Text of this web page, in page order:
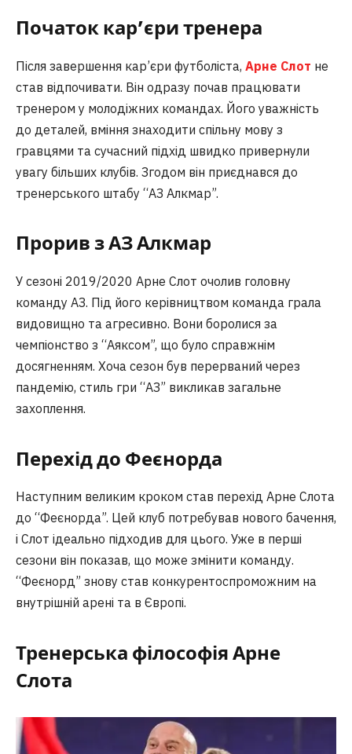
Початок кар’єри тренера
Після завершення кар’єри футболіста, Арне Слот не
став відпочивати. Він одразу почав працювати
тренером у молодіжних командах. Його уважність
до деталей, вміння знаходити спільну мову з
гравцями та сучасний підхід швидко привернули
увагу більших клубів. Згодом він приєднався до
тренерського штабу “АЗ Алкмар”.
Прорив з АЗ Алкмар
У сезоні 2019/2020 Арне Слот очолив головну
команду АЗ. Під його керівництвом команда грала
видовищно та агресивно. Вони боролися за
чемпіонство з “Аяксом”, що було справжнім
досягненням. Хоча сезон був перерваний через
пандемію, стиль гри “АЗ” викликав загальне
захоплення.
Перехід до Феєнорда
Наступним великим кроком став перехід Арне Слота
до “Феєнорда”. Цей клуб потребував нового бачення,
і Слот ідеально підходив для цього. Уже в перші
сезони він показав, що може змінити команду.
“Феєнорд” знову став конкурентоспроможним на
внутрішній арені та в Європі.
Тренерська філософія Арне
Слота